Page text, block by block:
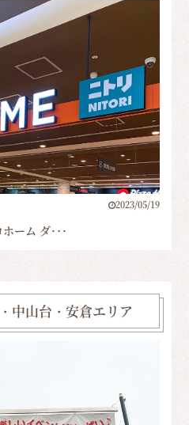
2023/05/19
ーム ダ･･･
中山台・安倉エリア